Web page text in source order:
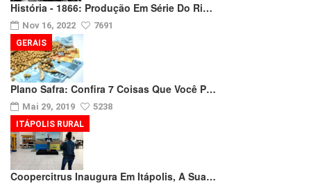
História - 1866: Produção Em Série Do Ri…
Nov 16, 2022 7691
Plano Safra: Confira 7 Coisas Que Você P…
Mai 29, 2019 5238
GERAIS
Coopercitrus Inaugura Em Itápolis, A Sua…
ITÁPOLIS RURAL